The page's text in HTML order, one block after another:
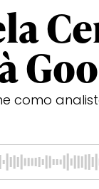
como